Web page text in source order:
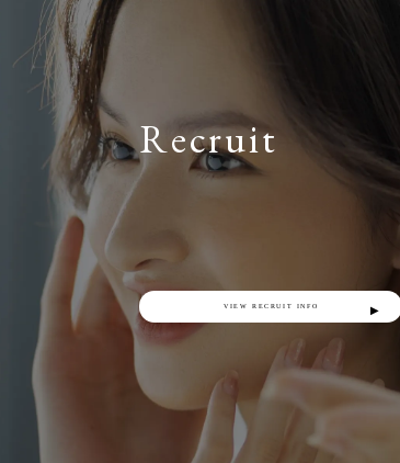
Recruit
VIEW RECRUIT INFO ▶︎